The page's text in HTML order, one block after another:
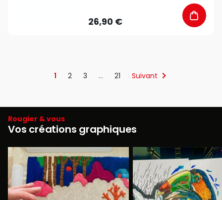
26,90 €
1 2 3 … 21 Suivant
Rougier & vous
Vos créations graphiques